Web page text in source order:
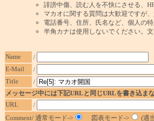
誹謗中傷、読む人を不快にさせる、
マカオに関する質問は大歓迎ですが
電話番号、住所、氏名など、個人の
半角カナは使用しないでください。
Name
/
E-Mail
/
Title
/
メッセージ中には下記URLと同じURLを書き込ま
URL
/
Comment/ 通常モード->
図表モード-> (適